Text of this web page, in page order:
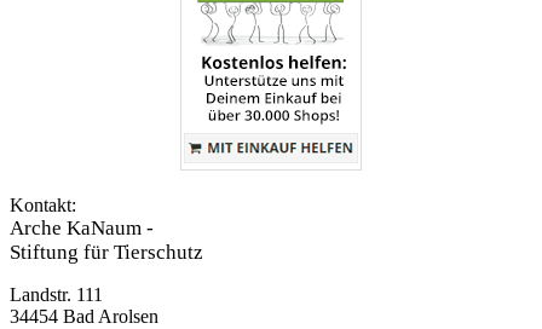
Kontakt:
Arche KaNaum -
Stiftung für Tierschutz
Landstr. 111
34454 Bad Arolsen